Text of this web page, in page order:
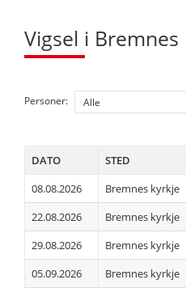
Vigsel i Bremnes
Personer:
DATO STED
08.08.2026
Bremnes kyrkje
22.08.2026
Bremnes kyrkje
29.08.2026
Bremnes kyrkje
05.09.2026
Bremnes kyrkje